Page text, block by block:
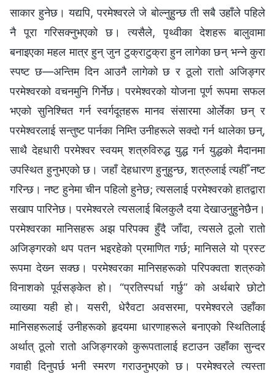
साकार हुनेछ। यद्यपि, परमेश्‍वरले जे बोल्नुहुन्छ ती सबै उहाँले पहिले
नै पूरा गरिसक्‍नुभएको छ। त्यसैले, पृथ्वीका देशहरू बालुवामा
बनाइएका महल मात्र हुन् जुन टुक्राटुक्रा हुन लागेका छन् भन्ने कुरा
स्पष्ट छ—अन्तिम दिन आउनै लागेको छ र ठूलो रातो अजिङ्गर
परमेश्‍वरको वचनमुनि गिर्नेछ। परमेश्‍वरको योजना पूर्ण रूपमा सफल
भएको सुनिश्‍चित गर्न स्वर्गदूतहरू मानव संसारमा ओर्लेका छन् र
परमेश्‍वरलाई सन्तुष्ट पार्नका निम्ति उनीहरूले सक्दो गर्न थालेका छन्,
साथै देहधारी परमेश्‍वर स्वयम् शत्रुविरुद्ध युद्ध गर्न युद्धको मैदानमा
उपस्थित हुनुभएको छ। जहाँ देहधारण हुनुहुन्छ, शत्रुलाई त्यहीँ नष्ट
गरिन्छ। नष्ट हुनेमा चीन पहिलो हुनेछ; त्यसलाई परमेश्‍वरको हातद्वारा
सखाप पारिनेछ। परमेश्‍वरले त्यसलाई बिलकुलै दया देखाउनुहुनेछैन।
परमेश्‍वरका मानिसहरू अझ परिपक्व हुँदै जाँदा, त्यसले ठूलो रातो
अजिङ्गरको थप पतन भइरहेको प्रमाणित गर्छ; मानिसले यो प्रस्ट
रूपमा देख्‍न सक्छ। परमेश्‍वरका मानिसहरूको परिपक्‍वता शत्रुको
विनाशको पूर्वसङ्केत हो। “प्रतिस्पर्धा गर्छु” को अर्थबारे छोटो
व्याख्या यही हो। यसरी, धेरैवटा अवसरमा, परमेश्‍वरले उहाँका
मानिसहरूलाई उनीहरूको हृदयमा धारणाहरूले बनाएको स्थितिलाई
अर्थात् ठूलो रातो अजिङ्गरको कुरूपतालाई हटाउन उहाँका सुन्दर
गवाही दिनुपर्छ भनी स्मरण गराउनुभएको छ। परमेश्‍वरले त्यस्ता